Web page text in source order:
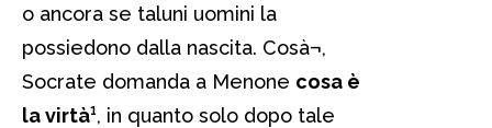
o ancora se taluni uomini la
possiedono dalla nascita. Cosà¬,
Socrate domanda a Menone cosa è
la virtà¹, in quanto solo dopo tale